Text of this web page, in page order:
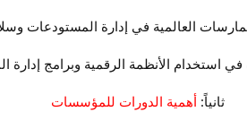
العالمية في إدارة المستودعات
في استخدام الأنظمة الرقمية وبرامج إدارة
ثانياً: أهمية الدورات للمؤسسات